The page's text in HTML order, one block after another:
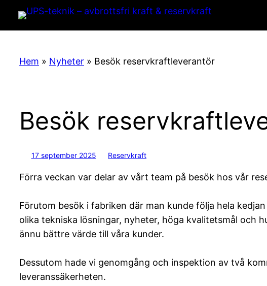
Hoppa
Hem » Nyheter » Besök reservkraftleverantör
Besök
17 september 2025 Reservkraft
Förra veckan var delar av vårt team på besök hos vår
Förutom besök i fabriken där man kunde följa hela
olika tekniska lösningar, nyheter, höga kvalitetsmål och
ännu bättre värde till våra kunder.
Dessutom hade vi genomgång och inspektion av två
leveranssäkerheten.